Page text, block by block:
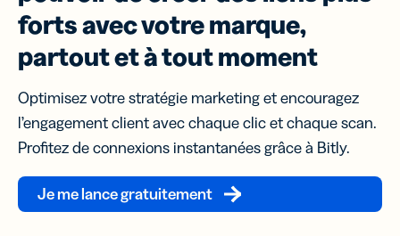
forts avec votre marque,
partout et à tout moment
Optimisez votre stratégie marketing et encouragez
l’engagement client avec chaque clic et chaque scan.
Profitez de connexions instantanées grâce à Bitly.
Je me lance gratuitement